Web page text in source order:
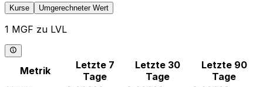
Kurse Umgerechneter Wert
1 MGF zu LVL
Metrik
Letzte 7
Tage
Letzte 30
Tage
Letzte 90
Tage